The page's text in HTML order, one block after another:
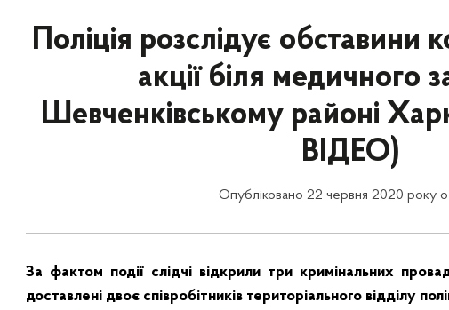
Поліція розслідує обставини
акції біля медичного
Шевченківському районі
ВІДЕО)
Опубліковано 22 червня 2020 року о
За фактом події слідчі відкрили три кримінальних
доставлені двоє співробітників територіального відділу